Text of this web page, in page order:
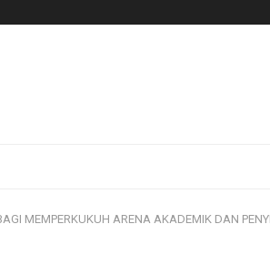
MEMPERKUKUH ARENA AKADEMIK DAN